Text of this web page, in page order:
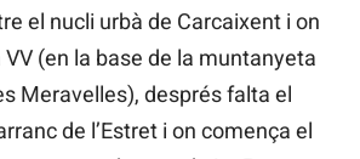
el nucli urbà de Carcaixent i on
(en la base de la muntanyeta
Meravelles), després falta el
de l’Estret i on comença el